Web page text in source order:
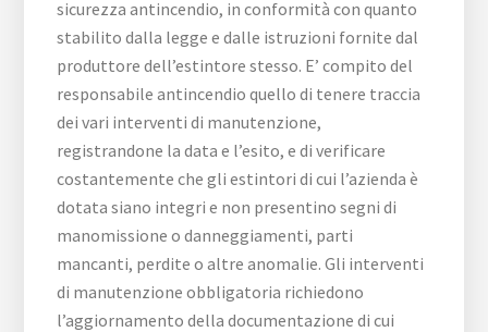
sicurezza antincendio, in conformità con quanto
stabilito dalla legge e dalle istruzioni fornite dal
produttore dell’estintore stesso. E’ compito del
responsabile antincendio quello di tenere traccia
dei vari interventi di manutenzione,
registrandone la data e l’esito, e di verificare
costantemente che gli estintori di cui l’azienda è
dotata siano integri e non presentino segni di
manomissione o danneggiamenti, parti
mancanti, perdite o altre anomalie. Gli interventi
di manutenzione obbligatoria richiedono
l’aggiornamento della documentazione di cui